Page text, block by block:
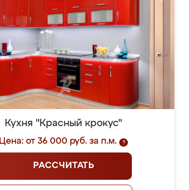
Кухня "Красный крокус"
Цена: от 36 000 руб. за п.м. ?
РАССЧИТАТЬ